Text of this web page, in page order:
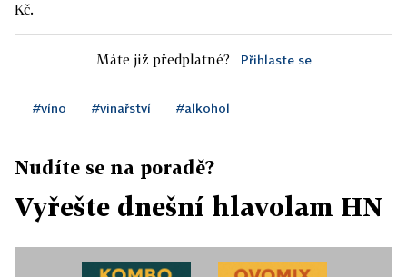
Kč.
Máte již předplatné? Přihlaste se
#víno #vinařství #alkohol
Nudíte se na poradě?
Vyřešte dnešní hlavolam HN